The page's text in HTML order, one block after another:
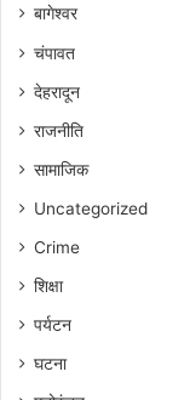
बागेश्वर
चंपावत
देहरादून
राजनीति
सामाजिक
Uncategorized
Crime
शिक्षा
पर्यटन
घटना